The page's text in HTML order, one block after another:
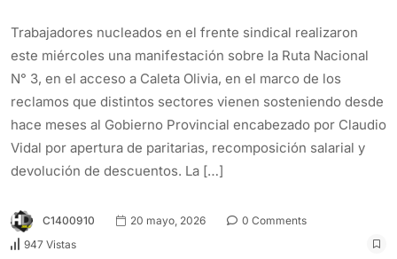
Trabajadores nucleados en el frente sindical realizaron
este miércoles una manifestación sobre la Ruta Nacional
N° 3, en el acceso a Caleta Olivia, en el marco de los
reclamos que distintos sectores vienen sosteniendo desde
hace meses al Gobierno Provincial encabezado por Claudio
Vidal por apertura de paritarias, recomposición salarial y
devolución de descuentos. La […]
C1400910 20 mayo, 2026
0 Comments
947 Vistas